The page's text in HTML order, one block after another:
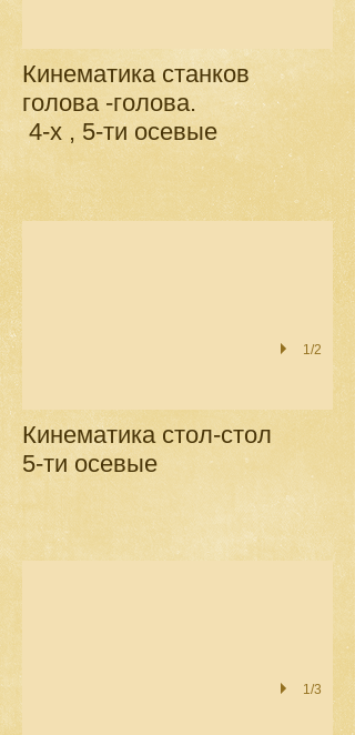
Кинематика станков
голова -голова.
4-х , 5-ти осевые
1/2
Кинематика стол-стол
5-ти осевые
1/3